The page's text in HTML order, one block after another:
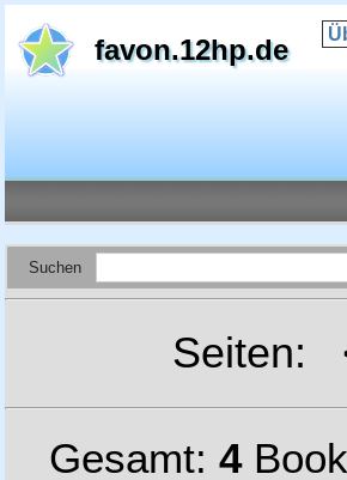
favon.12hp.de
Suchen
Seiten:
Gesamt: 4